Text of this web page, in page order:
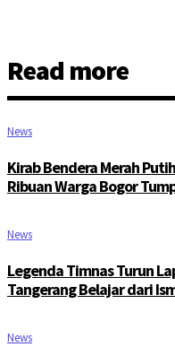
Read more
News
Kirab Bendera Merah
Ribuan Warga Bogor
News
Legenda Timnas Turun
Tangerang Belajar dari
News